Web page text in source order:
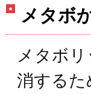
メタボ
メタボ
消する